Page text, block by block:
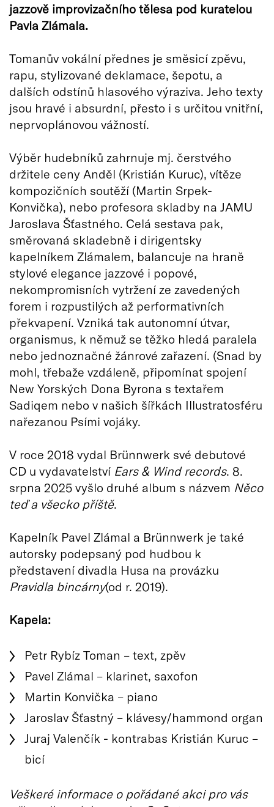
jazzově improvizačního tělesa pod kuratelou
Pavla Zlámala.
Tomanův vokální přednes je směsicí zpěvu,
rapu, stylizované deklamace, šepotu, a
dalších odstínů hlasového výraziva. Jeho texty
jsou hravé i absurdní, přesto i s určitou vnitřní,
neprvoplánovou vážností.
Výběr hudebníků zahrnuje mj. čerstvého
držitele ceny Anděl (Kristián Kuruc), vítěze
kompozičních soutěží (Martin Srpek-
Konvička), nebo profesora skladby na JAMU
Jaroslava Šťastného. Celá sestava pak,
směrovaná skladebně i dirigentsky
kapelníkem Zlámalem, balancuje na hraně
stylové elegance jazzové i popové,
nekompromisních vytržení ze zavedených
forem i rozpustilých až performativních
překvapení. Vzniká tak autonomní útvar,
organismus, k němuž se těžko hledá paralela
nebo jednoznačné žánrové zařazení. (Snad by
mohl, třebaže vzdáleně, připomínat spojení
New Yorských Dona Byrona s textařem
Sadiqem nebo v našich šířkách Illustratosféru
nařezanou Psími vojáky.
V roce 2018 vydal Brünnwerk své debutové
CD u vydavatelství Ears & Wind records. 8.
srpna 2025 vyšlo druhé album s názvem Něco
teď a všecko příště.
Kapelník Pavel Zlámal a Brünnwerk je také
autorsky podepsaný pod hudbou k
představení divadla Husa na provázku
Pravidla bincárny(od r. 2019).
Kapela:
Petr Rybíz Toman – text, zpěv
Pavel Zlámal – klarinet, saxofon
Martin Konvička – piano
Jaroslav Šťastný – klávesy/hammond organ
Juraj Valenčík - kontrabas Kristián Kuruc –
bicí
Veškeré informace o pořádané akci pro vás